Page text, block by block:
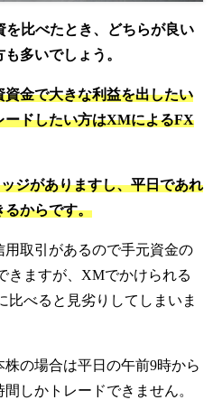
比べたとき、どちらが良い
多いでしょう。
金で大きな利益を出したい
ードしたい方はXMによるFX
ジがありますし、平日であれ
るからです。
取引があるので手元資金の
きますが、XMでかけられる
比べると見劣りしてしまいま
の場合は平日の午前9時から
しかトレードできません。